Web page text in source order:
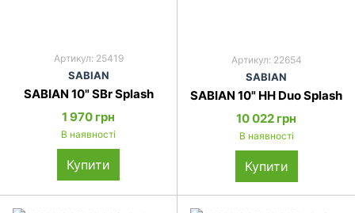
Артикул: 25419
SABIAN
SABIAN 10" SBr Splash
1 970 грн
В наявності
Купити
Артикул: 22654
SABIAN
SABIAN 10" HH Duo Splash
10 022 грн
В наявності
Купити